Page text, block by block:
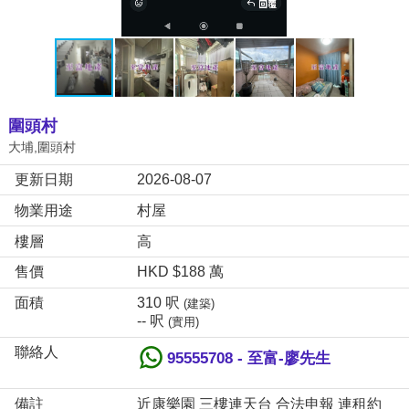
圍頭村
大埔,圍頭村
更新日期
2026-08-07
物業用途
村屋
樓層
高
售價
HKD $188 萬
面積
310 呎(建築)
-- 呎(實用)
聯絡人 95555708 - 至富-廖先生
備註 近康樂園 三樓連天台 合法申報 連租約